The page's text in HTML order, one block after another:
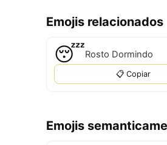
Emojis relacionados
😴Rosto Dormindo
📋 Copiar
Emojis